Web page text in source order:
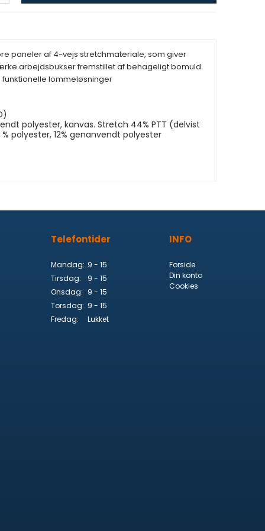
paneler af 4-vejs stretchmateriale, som giver
arbejdsbukser fremstillet af behageligt bomuld
lommeløsninger
polyester, kanvas. Stretch 44% PTT (delvist
polyester, 12% genanvendt polyester
Telefontider
Mandag: 9 - 15
Tirsdag:
9 - 15
Onsdag: 9 - 15
Torsdag: 9 - 15
Fredag:
Lukket
INFO
Forside
Din konto
Cookies